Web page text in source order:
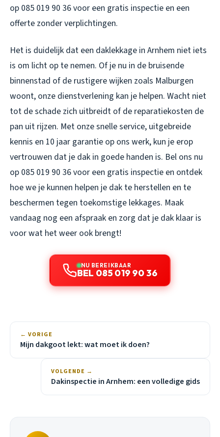
op 085 019 90 36 voor een gratis inspectie en een
offerte zonder verplichtingen.
Het is duidelijk dat een daklekkage in Arnhem niet iets
is om licht op te nemen. Of je nu in de bruisende
binnenstad of de rustigere wijken zoals Malburgen
woont, onze dienstverlening kan je helpen. Wacht niet
tot de schade zich uitbreidt of de reparatiekosten de
pan uit rijzen. Met onze snelle service, uitgebreide
kennis en 10 jaar garantie op ons werk, kun je erop
vertrouwen dat je dak in goede handen is. Bel ons nu
op 085 019 90 36 voor een gratis inspectie en ontdek
hoe we je kunnen helpen je dak te herstellen en te
beschermen tegen toekomstige lekkages. Maak
vandaag nog een afspraak en zorg dat je dak klaar is
voor wat het weer ook brengt!
NU BEREIKBAAR
BEL 085 019 90 36
← VORIGE
Mijn dakgoot lekt: wat moet ik doen?
VOLGENDE →
Dakinspectie in Arnhem: een volledige gids